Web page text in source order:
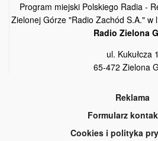
Program miejski Polskiego Radia -
Zielonej Górze "Radio Zachód S.A." w
Radio Zielona
ul. Kukułcza 1
65-472 Zielona
Reklama
Formularz
Cookies i polityka